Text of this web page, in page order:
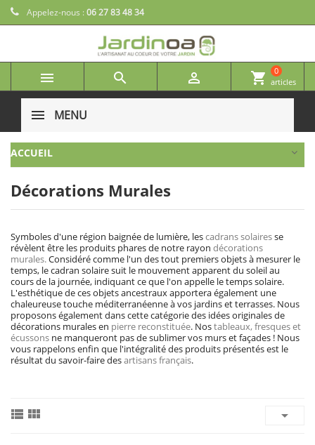
Appelez-nous :06 27 83 48 34
   shopping_cart
0
articles
MENU
ACCUEIL
Décorations Murales
Symboles d'une région baignée de lumière, lescadrans solairesse
révèlent être les produits phares de notre rayon décorations
murales.Considéré comme l'un des tout premiers objets à mesurer le
temps, le cadran solaire suit le mouvement apparent du soleil au
cours de la journée, indiquant ce que l'on appelle le temps solaire.
L'esthétique de ces objets ancestraux apportera également une
chaleureuse touche méditerranéenne à vos jardins et terrasses. Nous
proposons également dans cette catégorie des idées originales de
décorations murales en pierre reconstituée. Nostableaux, fresques et
écussons ne manqueront pas de sublimer vos murs et façades ! Nous
vous rappelons enfin que l'intégralité des produits présentés est le
résultat du savoir-faire desartisans français.
  